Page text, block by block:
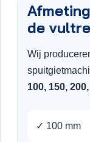
de
Wij
100, 150,
✓ 100 mm